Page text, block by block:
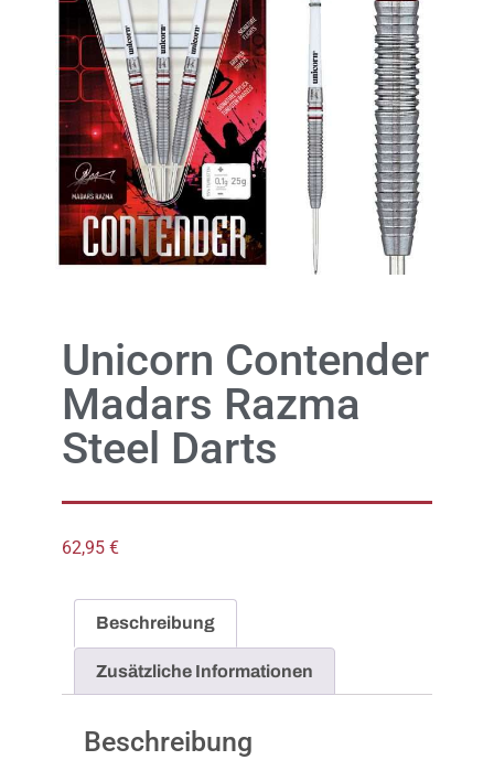
Unicorn Contender
Madars Razma
Steel Darts
62,95 €
Beschreibung
Zusätzliche Informationen
Beschreibung